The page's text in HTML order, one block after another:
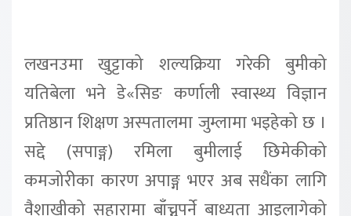
लखनउमा खुट्टाको शल्यक्रिया गरेकी बुमीको
यतिबेला भने डे«सिङ कर्णाली स्वास्थ्य विज्ञान
प्रतिष्ठान शिक्षण अस्पतालमा जुम्लामा भइहेको छ ।
सद्दे (सपाङ्ग) रमिला बुमीलाई छिमेकीको
कमजोरीका कारण अपाङ्ग भएर अब सधैंका लागि